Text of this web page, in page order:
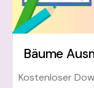
Bäume
Kostenloser